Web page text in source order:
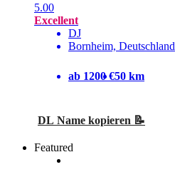
5.00
Excellent
DJ
Bornheim, Deutschland
ab 1200 €50 km
DL Name kopieren 📝
Featured